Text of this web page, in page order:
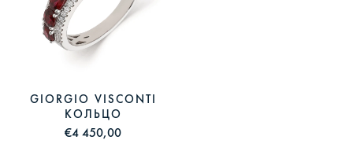
GIORGIO VISCONTI
КОЛЬЦО
€4 450,00